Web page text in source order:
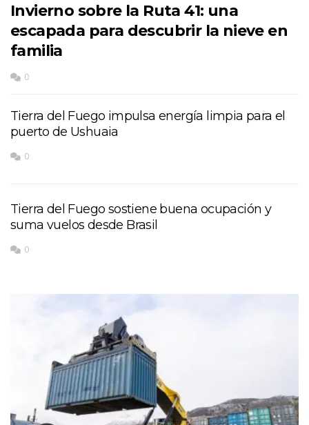
Invierno sobre la Ruta 41: una
escapada para descubrir la nieve en
familia
0
Tierra del Fuego impulsa energía limpia para el
puerto de Ushuaia
0
Tierra del Fuego sostiene buena ocupación y
suma vuelos desde Brasil
0